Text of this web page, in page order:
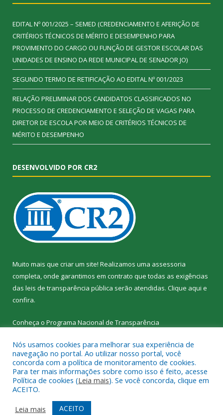
EDITAL Nº 001/2025 – SEMED (CREDENCIAMENTO E AFERIÇÃO DE
CRITÉRIOS TÉCNICOS DE MÉRITO E DESEMPENHO PARA
PROVIMENTO DO CARGO OU FUNÇÃO DE GESTOR ESCOLAR DAS
UNIDADES DE ENSINO DA REDE MUNICIPAL DE SENADOR JO)
SEGUNDO TERMO DE RETIFICAÇÃO AO EDITAL Nº 001/2023
RELAÇÃO PRELIMINAR DOS CANDIDATOS CLASSIFICADOS NO
PROCESSO DE CREDENCIAMENTO E SELEÇÃO DE VAGAS PARA
DIRETOR DE ESCOLA POR MEIO DE CRITÉRIOS TÉCNICOS DE
MÉRITO E DESEMPENHO
DESENVOLVIDO POR CR2
Muito mais que criar um site! Realizamos uma assessoria
completa, onde garantimos em contrato que todas as exigências
das leis de transparência pública serão atendidas. Clique aqui e
confira.
Conheça o Programa Nacional de Transparência
Todos os direitos reservados a SEMED – Secretaria Municipal de
Educação de Senador José Porfírio.
Mapa do Site
Acessar Área Administrativa
Nós usamos cookies para melhorar sua experiência de
navegação no portal. Ao utilizar nosso portal, você
concorda com a política de monitoramento de cookies.
Para ter mais informações sobre como isso é feito, acesse
Política de cookies (Leia mais). Se você concorda, clique em
ACEITO.
Leia mais
ACEITO